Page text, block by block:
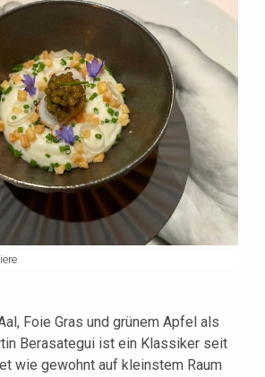
Foie Gras und grünem Apfel als
Berasategui ist ein Klassiker seit
wie gewohnt auf kleinstem Raum